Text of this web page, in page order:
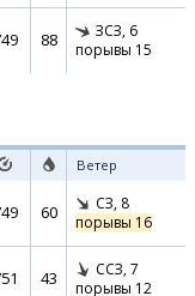
88 ЗСЗ, 6
порывы 15
Ветер
60 СЗ, 8
порывы 16
43 ССЗ, 7
порывы 12